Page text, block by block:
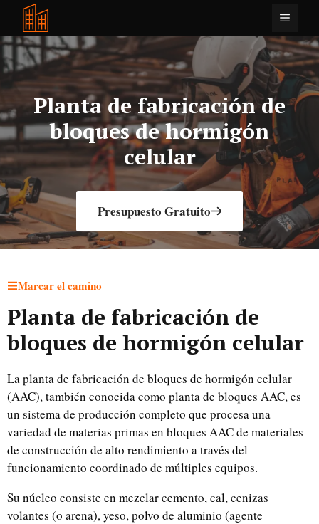
Saltar
contenido
Menú
Planta de fabricación de
bloques de hormigón
celular
Presupuesto Gratuito
Marcar el camino
Planta de fabricación de
bloques de hormigón celular
La planta de fabricación de bloques de hormigón celular
(AAC), también conocida como planta de bloques AAC, es
un sistema de producción completo que procesa una
variedad de materias primas en bloques AAC de materiales
de construcción de alto rendimiento a través del
funcionamiento coordinado de múltiples equipos.
Su núcleo consiste en mezclar cemento, cal, cenizas
volantes (o arena), yeso, polvo de aluminio (agente